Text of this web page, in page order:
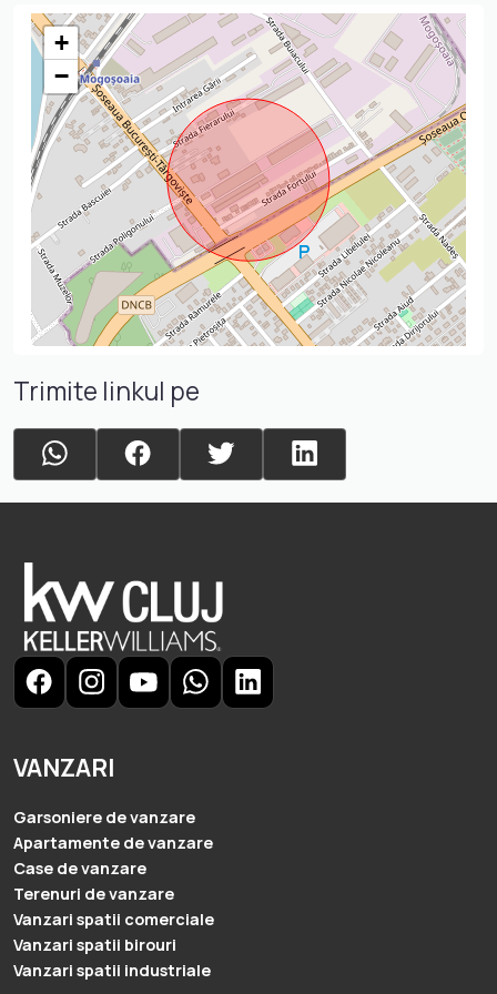
+
−
Trimite linkul pe
VANZARI
Garsoniere de vanzare
Apartamente de vanzare
Case de vanzare
Terenuri de vanzare
Vanzari spatii comerciale
Vanzari spatii birouri
Vanzari spatii industriale